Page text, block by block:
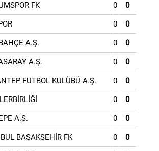
FK 0 0
0 0
A.Ş. 0 0
A.Ş. 0 0
FUTBOL KULÜBÜ A.Ş. 0 0
0 0
A.Ş. 0 0
BAŞAKŞEHİR FK 0 0